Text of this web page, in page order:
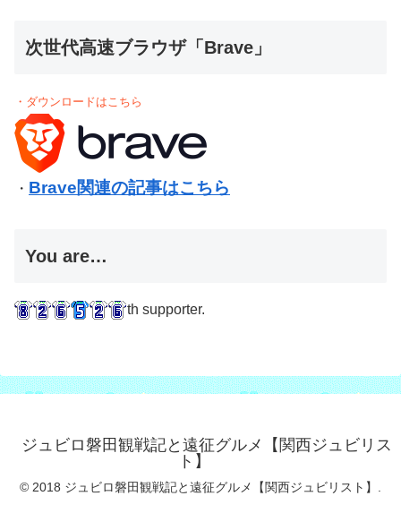
次世代高速ブラウザ「Brave」
・ダウンロードはこちら
・ Brave関連の記事はこちら
You are…
th supporter.
ジュビロ磐田観戦記と遠征グルメ【関西ジュビリス
ト】
© 2018 ジュビロ磐田観戦記と遠征グルメ【関西ジュビリスト】.